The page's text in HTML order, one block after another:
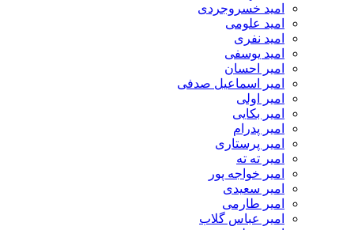
امید خسروجردی
امید علومی
امید نفری
امید یوسفی
امیر احسان
امیر اسماعیل صدفی
امیر اولی
امیر بکایی
امیر پدرام
امیر پرستاری
امیر ته ته
امیر خواجه پور
امیر سعیدی
امیر طارمی
امیر عباس گلاب